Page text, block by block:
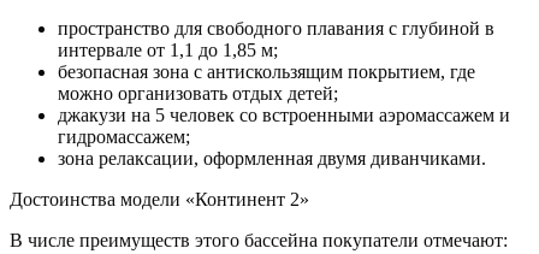
пространство для свободного плавания с глубиной в
интервале от 1,1 до 1,85 м;
безопасная зона с антискользящим покрытием, где
можно организовать отдых детей;
джакузи на 5 человек со встроенными аэромассажем и
гидромассажем;
зона релаксации, оформленная двумя диванчиками.
Достоинства модели «Континент 2»
В числе преимуществ этого бассейна покупатели отмечают: